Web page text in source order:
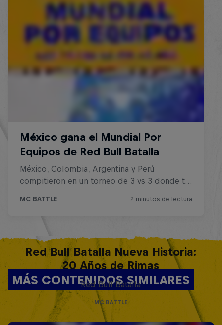
MÁS CONTENIDOS SIMILARES
Red Bull Batalla Nueva Historia:
20 Años de Rimas
Red Bull Batalla
MC BATTLE